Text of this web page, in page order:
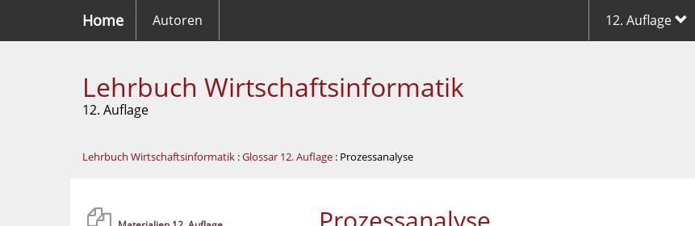
Home Autoren 12. Auflage
Lehrbuch Wirtschaftsinformatik
12. Auflage
Lehrbuch Wirtschaftsinformatik :Glossar 12. Auflage : Prozessanalyse